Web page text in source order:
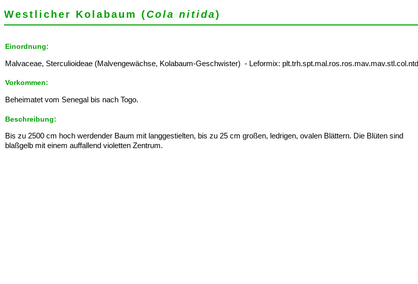
Westlicher Kolabaum (Cola nitida)
Einordnung:
Malvaceae, Sterculioideae (Malvengewächse, Kolabaum-Geschwister) - Leformix: plt.trh.spt.mal.ros.ros.mav.mav.stl.col.ntd
Vorkommen:
Beheimatet vom Senegal bis nach Togo.
Beschreibung:
Bis zu 2500 cm hoch werdender Baum mit langgestielten, bis zu 25 cm großen, ledrigen, ovalen Blättern. Die Blüten sind
blaßgelb mit einem auffallend violetten Zentrum.